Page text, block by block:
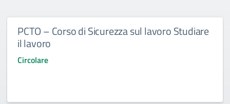
PCTO – Corso di Sicurezza sul lavoro Studiare
il lavoro
Circolare